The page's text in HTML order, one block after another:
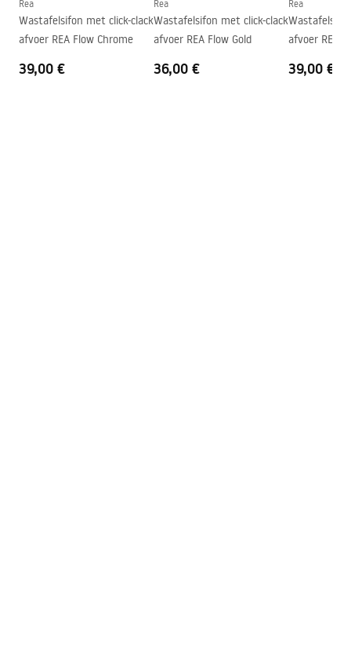
Kraangat
Nee
Rea
Wastafelsifon met click-clack
afvoer REA Flow Chrome
39,00 €
Rea
Wastafelsifon met click-clack
afvoer REA Flow Gold
36,00 €
Rea
afvoer REA
39,00 €